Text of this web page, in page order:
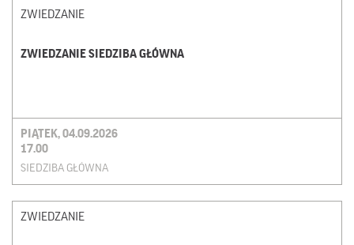
ZWIEDZANIE
ZWIEDZANIE SIEDZIBA GŁÓWNA
PIĄTEK, 04.09.2026
17.00
SIEDZIBA GŁÓWNA
ZWIEDZANIE